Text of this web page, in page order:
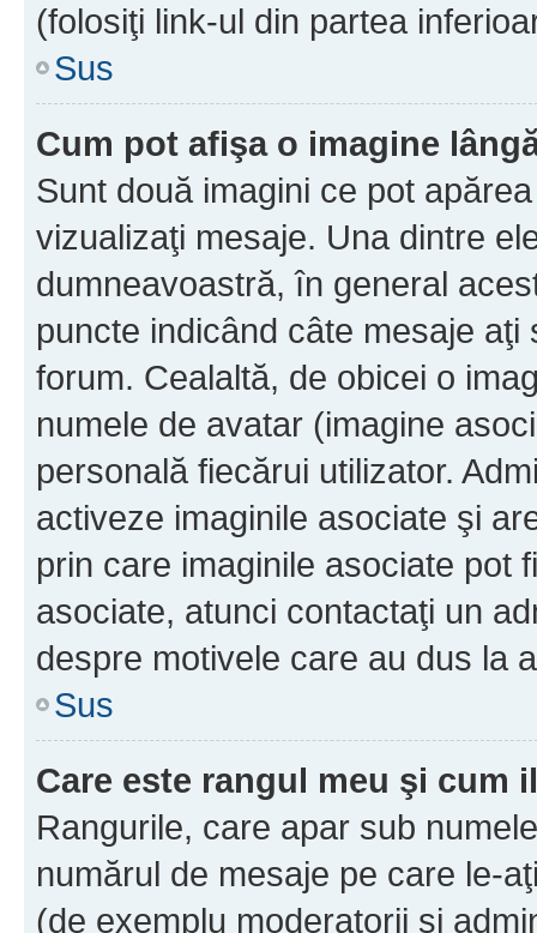
(folosiţi link-ul din partea
Sus
Cum pot afişa o imagine
Sunt două imagini ce pot
vizualizaţi mesaje. Una dintre
dumneavoastră, în general
puncte indicând câte mesaje
forum. Cealaltă, de obicei o
numele de avatar (imagine
personală fiecărui utilizator.
activeze imaginile asociate şi
prin care imaginile asociate pot
asociate, atunci contactaţi un
despre motivele care au dus la
Sus
Care este rangul meu şi cum
Rangurile, care apar sub
numărul de mesaje pe care le-
(de exemplu moderatorii şi